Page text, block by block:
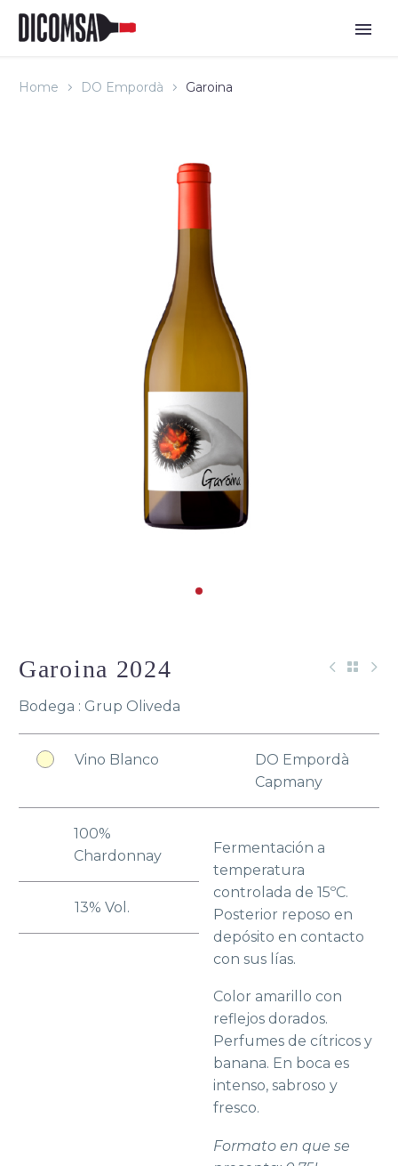
Home DO Empordà Garoina
Garoina 2024
Bodega : Grup Oliveda
Vino Blanco
DO Empordà
Capmany
100%
Chardonnay
13% Vol.
Fermentación a
temperatura
controlada de 15ºC.
Posterior reposo en
depósito en contacto
con sus lías.
Color amarillo con
reflejos dorados.
Perfumes de cítricos y
banana. En boca es
intenso, sabroso y
fresco.
Formato en que se